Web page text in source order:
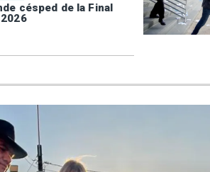
césped de la Final